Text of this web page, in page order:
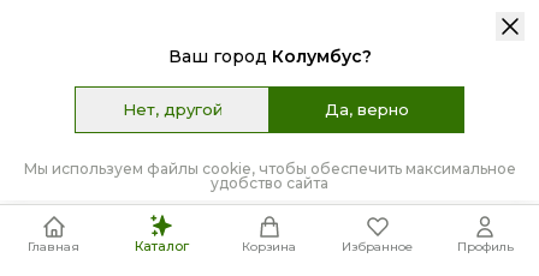
Ваш город Колумбус?
Нет, другой Да, верно
Мы используем файлы cookie, чтобы обеспечить максимальное
удобство сайта
К сожалению, данный товар отсутствует в вашей
стране.
НЕТ В НАЛИЧИИ
Главная Каталог Корзина Избранное Профиль